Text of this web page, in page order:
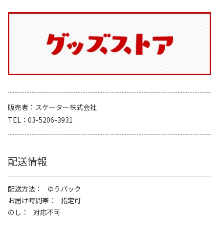
販売者
スケーター株式会社
TEL
03-5206-3931
配送情報
配送方法
ゆうパック
お届け時間帯
指定可
のし
対応不可